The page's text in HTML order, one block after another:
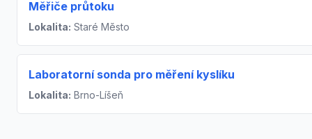
Měřiče průtoku
Lokalita: Staré Město
Laboratorní sonda pro měření kyslíku
Lokalita: Brno-Líšeň